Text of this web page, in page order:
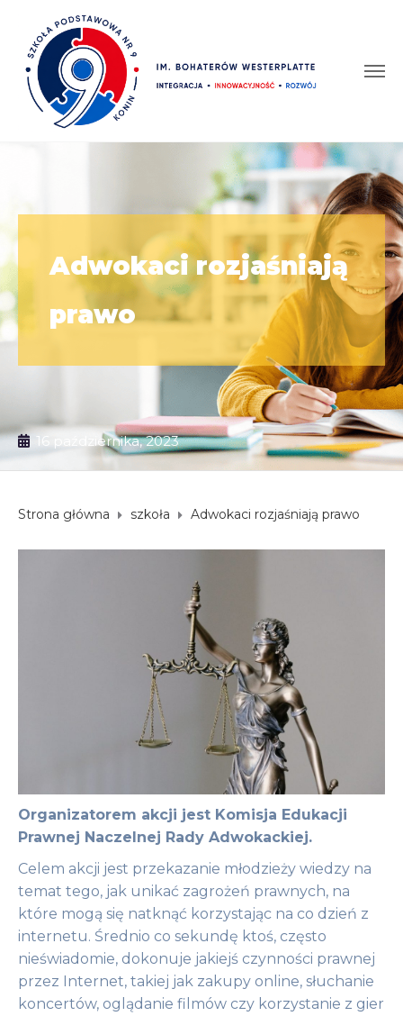
Adwokaci rozjaśniają
prawo
16 października, 2023
Strona główna szkoła Adwokaci rozjaśniają prawo
Organizatorem akcji jest Komisja Edukacji
Prawnej Naczelnej Rady Adwokackiej.
Celem akcji jest przekazanie młodzieży wiedzy na
temat tego, jak unikać zagrożeń prawnych, na
które mogą się natknąć korzystając na co dzień z
internetu. Średnio co sekundę ktoś, często
nieświadomie, dokonuje jakiejś czynności prawnej
przez Internet, takiej jak zakupy online, słuchanie
koncertów, oglądanie filmów czy korzystanie z gier